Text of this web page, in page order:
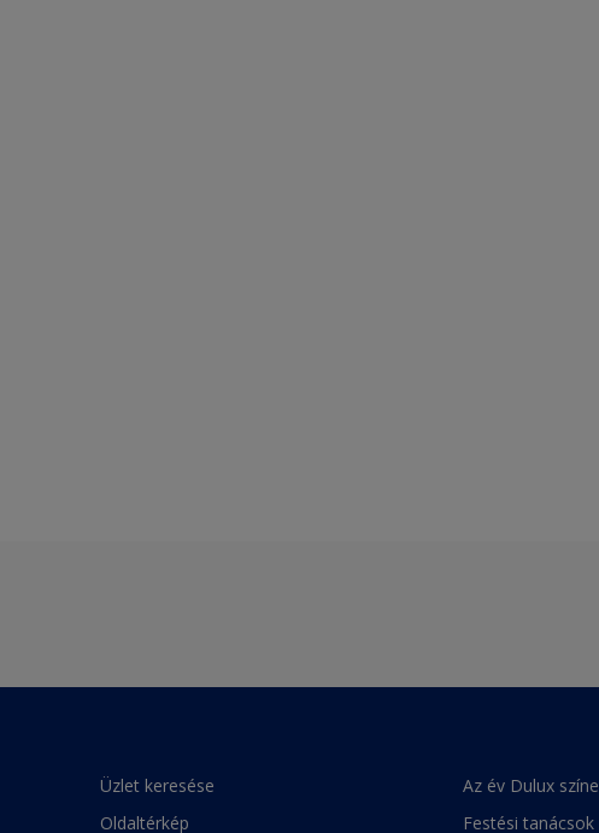
Üzlet keresése
Oldaltérkép
Az év Dulux színe
Festési tanácsok